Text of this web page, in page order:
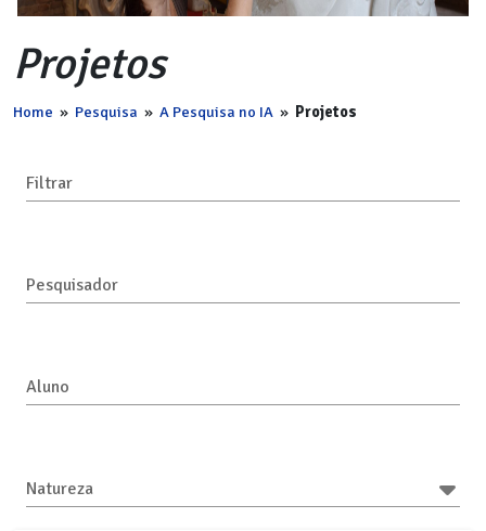
Projetos
Home » Pesquisa » A Pesquisa no IA » Projetos
Filtrar
Pesquisador
Aluno
Natureza